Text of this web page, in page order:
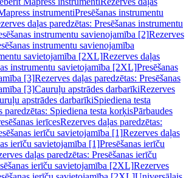
instrumentiPresēšanas instrumentu
daļas paredzētas: Presēšanas instrumentu
instrumentu savienojamība [2]Rezerves
instrumentu savienojamība
savietojamība [2XL]Rezerves daļas
instrumentu savietojamība [2XL]Presēšanas
[3]Rezerves daļas paredzētas: Presēšanas
[3]Cauruļu apstrādes darbarīkiRezerves
apstrādes darbarīkiSpiediena testa
paredzētas: Spiediena testa korķisPārbaudes
ierīcesRezerves daļas paredzētas:
ierīču savietojamība [1]Rezerves daļas
ierīču savietojamība [1]Presēšanas ierīču
daļas paredzētas: Presēšanas ierīču
ierīču savietojamība [2XL]Rezerves